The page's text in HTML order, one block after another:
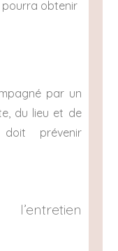
pourra obtenir
par un
du lieu et de
prévenir